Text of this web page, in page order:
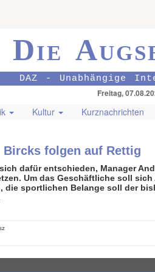
Die
DAZ - Unabhängige
Freitag,
Kultur Kurznachrichten
Bircks folgen auf Rettig
dafür entschieden, Manager
Um das Geschäftliche soll
die sportlichen Belange soll der